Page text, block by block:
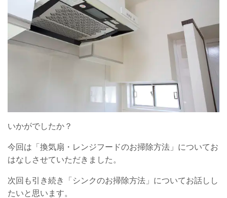
いかがでしたか？
今回は「換気扇・レンジフードのお掃除方法」についてお
はなしさせていただきました。
次回も引き続き「シンクのお掃除方法」についてお話しし
たいと思います。